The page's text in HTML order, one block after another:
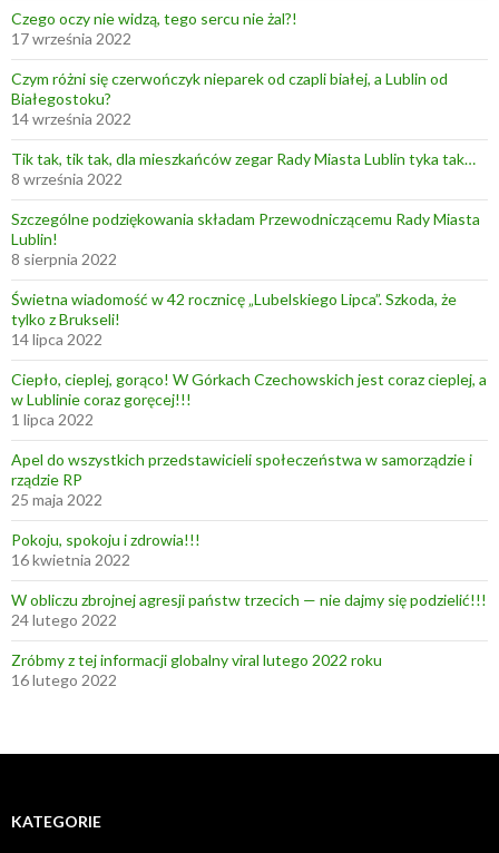
Czego oczy nie widzą, tego sercu nie żal?!
17 września 2022
Czym różni się czerwończyk nieparek od czapli białej, a Lublin od
Białegostoku?
14 września 2022
Tik tak, tik tak, dla mieszkańców zegar Rady Miasta Lublin tyka tak…
8 września 2022
Szczególne podziękowania składam Przewodniczącemu Rady Miasta
Lublin!
8 sierpnia 2022
Świetna wiadomość w 42 rocznicę „Lubelskiego Lipca”. Szkoda, że
tylko z Brukseli!
14 lipca 2022
Ciepło, cieplej, gorąco! W Górkach Czechowskich jest coraz cieplej, a
w Lublinie coraz goręcej!!!
1 lipca 2022
Apel do wszystkich przedstawicieli społeczeństwa w samorządzie i
rządzie RP
25 maja 2022
Pokoju, spokoju i zdrowia!!!
16 kwietnia 2022
W obliczu zbrojnej agresji państw trzecich — nie dajmy się podzielić!!!
24 lutego 2022
Zróbmy z tej informacji globalny viral lutego 2022 roku
16 lutego 2022
KATEGORIE